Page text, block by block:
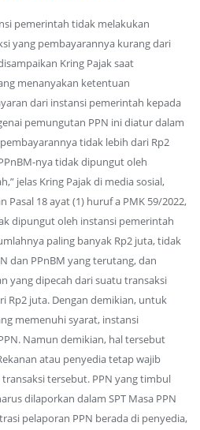
pemerintah tidak melakukan
yang pembayarannya kurang dari
Kring Pajak saat
menanyakan ketentuan
dari instansi pemerintah kepada
pemungutan PPN ini diatur dalam
tidak lebih dari Rp2
nya tidak dipungut oleh
jelas Kring Pajak di media sosial,
Pasal 18 ayat (1) huruf a PMK 59/2022,
dipungut oleh instansi pemerintah
paling banyak Rp2 juta, tidak
dan PPnBM yang terutang, dan
yang dipecah dari suatu transaksi
Rp2 juta. Dengan demikian, untuk
memenuhi syarat, instansi
Namun demikian, hal tersebut
atau penyedia tetap wajib
tersebut. PPN yang timbul
dilaporkan dalam SPT Masa PPN
pelaporan PPN berada di penyedia,